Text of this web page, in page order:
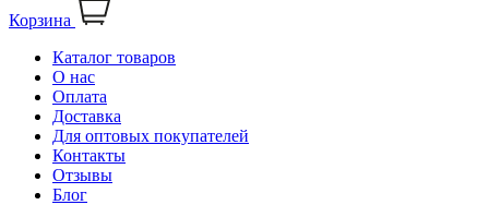
Корзина
Каталог товаров
О нас
Оплата
Доставка
Для оптовых покупателей
Контакты
Отзывы
Блог